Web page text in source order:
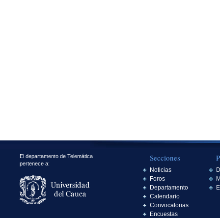
El departamento de Telemática
pertenece a:
Secciones
Noticias
Foros
Departamento
Calendario
Convocatorias
Encuestas